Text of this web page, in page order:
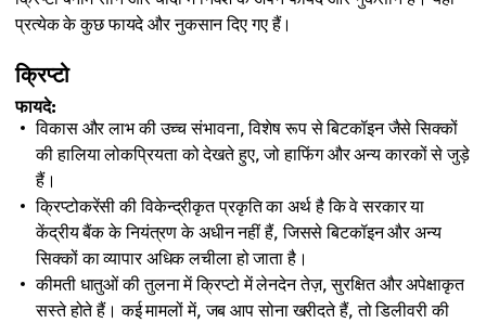
प्रत्येक के कुछ फायदे और नुकसान दिए गए हैं।
क्रिप्टो
फायदे:
विकास और लाभ की उच्च संभावना, विशेष रूप से बिटकॉइन जैसे सिक्कों
की हालिया लोकप्रियता को देखते हुए, जो हाफिंग और अन्य कारकों से जुड़े
हैं।
क्रिप्टोकरेंसी की विकेन्द्रीकृत प्रकृति का अर्थ है कि वे सरकार या
केंद्रीय बैंक के नियंत्रण के अधीन नहीं हैं, जिससे बिटकॉइन और अन्य
सिक्कों का व्यापार अधिक लचीला हो जाता है।
कीमती धातुओं की तुलना में क्रिप्टो में लेनदेन तेज़, सुरक्षित और अपेक्षाकृत
सस्ते होते हैं। कई मामलों में, जब आप सोना खरीदते हैं, तो डिलीवरी की